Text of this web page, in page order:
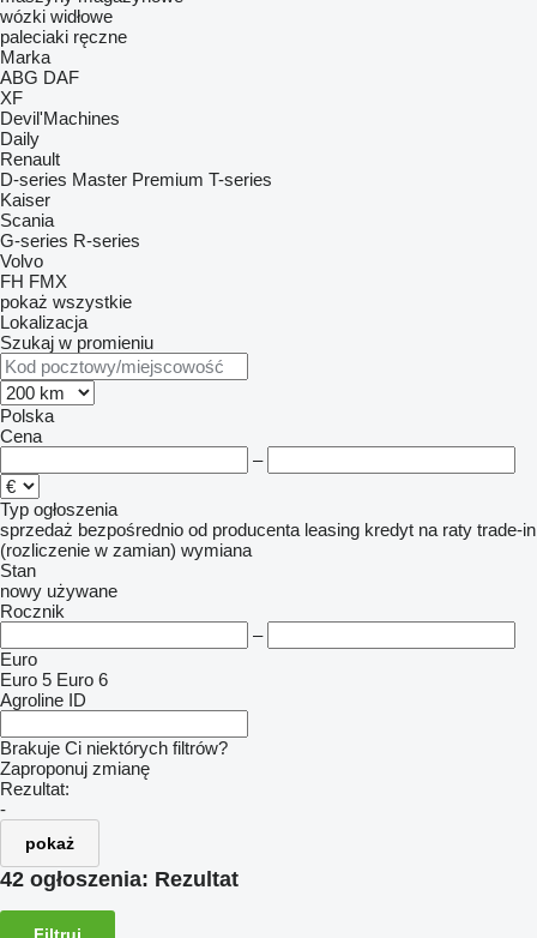
wózki widłowe
paleciaki ręczne
Marka
ABG DAF
XF
Devil'Machines
Daily
Renault
D-series Master Premium T-series
Kaiser
Scania
G-series R-series
Volvo
FH FMX
pokaż wszystkie
Lokalizacja
Szukaj w promieniu
Polska
Cena
–
Typ ogłoszenia
sprzedaż bezpośrednio od producenta leasing kredyt na raty trade-in
(rozliczenie w zamian) wymiana
Stan
nowy używane
Rocznik
–
Euro
Euro 5 Euro 6
Agroline ID
Brakuje Ci niektórych filtrów?
Zaproponuj zmianę
Rezultat:
-
pokaż
42 ogłoszenia: Rezultat